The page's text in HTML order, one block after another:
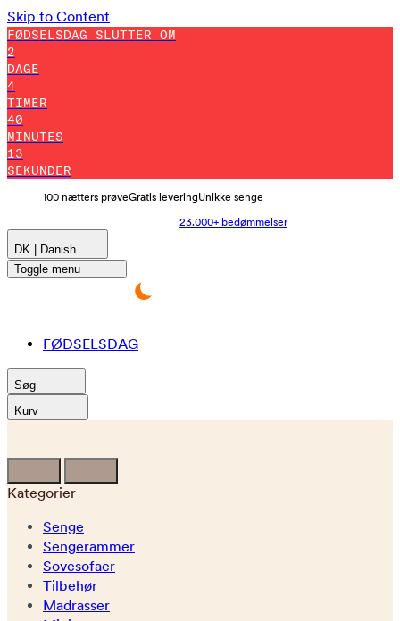
Skip to Content
FØDSELSDAG SLUTTER OM
2
DAGE
4
TIMER
40
MINUTES
10
SEKUNDER
100 nætters prøveGratis leveringUnikke senge
23.000+ bedømmelser
DK | Danish
Toggle menu
FØDSELSDAG
Søg
Kurv
Kategorier
Senge
Sengerammer
Sovesofaer
Tilbehør
Madrasser